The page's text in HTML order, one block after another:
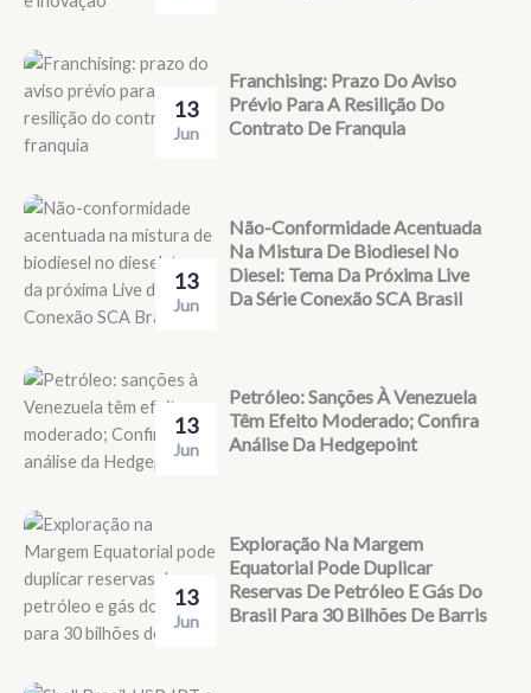
13
Jun
Franchising: Prazo Do Aviso
Prévio Para A Resilição Do
Contrato De Franquia
13
Jun
Não-Conformidade Acentuada
Na Mistura De Biodiesel No
Diesel: Tema Da Próxima Live
Da Série Conexão SCA Brasil
13
Jun
Petróleo: Sanções À Venezuela
Têm Efeito Moderado; Confira
Análise Da Hedgepoint
13
Jun
Exploração Na Margem
Equatorial Pode Duplicar
Reservas De Petróleo E Gás Do
Brasil Para 30 Bilhões De Barris